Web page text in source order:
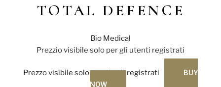
TOTAL DEFENCE
Bio Medical
Prezzio visibile solo per gli utenti registrati
Prezzo visibile solo per utenti registrati
BUY
NOW